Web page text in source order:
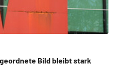
Bild bleibt stark